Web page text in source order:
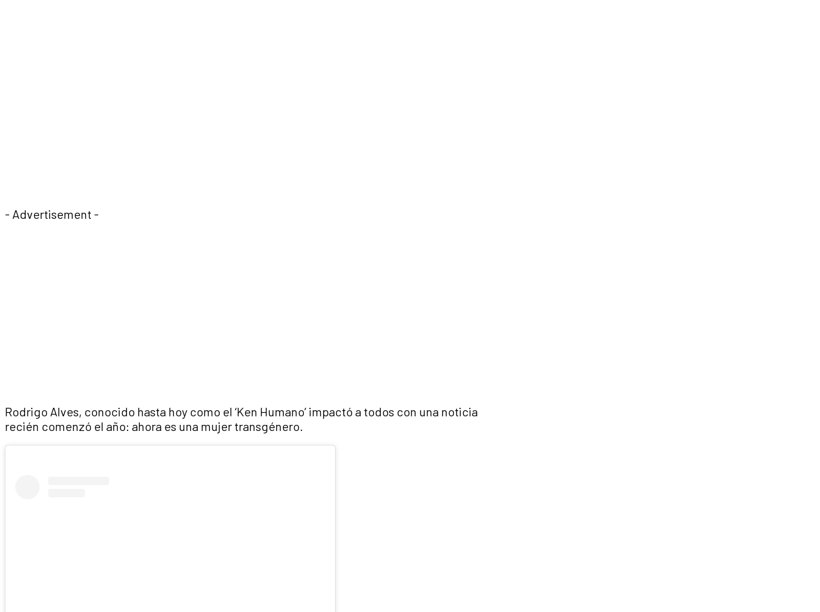
- Advertisement -
Rodrigo Alves, conocido hasta hoy como el ‘Ken Humano’ impactó a todos con una noticia
recién comenzó el año: ahora es una mujer transgénero.